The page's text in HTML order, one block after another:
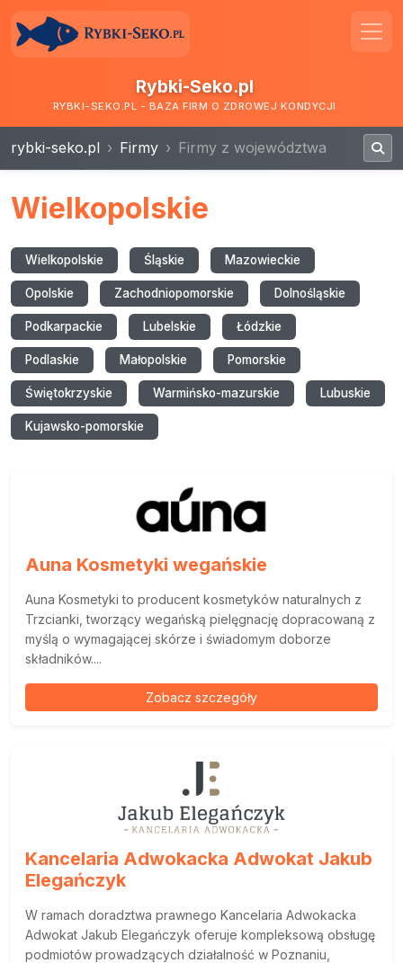
Rybki-Seko.pl
RYBKI-SEKO.PL - BAZA FIRM O ZDROWEJ KONDYCJI
rybki-seko.pl Firmy Firmy z województwa
Wielkopolskie
Wielkopolskie Śląskie Mazowieckie
Opolskie Zachodniopomorskie Dolnośląskie
Podkarpackie Lubelskie Łódzkie
Podlaskie Małopolskie Pomorskie
Świętokrzyskie Warmińsko-mazurskie Lubuskie
Kujawsko-pomorskie
Auna Kosmetyki wegańskie
Auna Kosmetyki to producent kosmetyków naturalnych z
Trzcianki, tworzący wegańską pielęgnację dopracowaną z
myślą o wymagającej skórze i świadomym doborze
składników....
Zobacz szczegóły
Kancelaria Adwokacka Adwokat Jakub
Elegańczyk
W ramach doradztwa prawnego Kancelaria Adwokacka
Adwokat Jakub Elegańczyk oferuje kompleksową obsługę
podmiotów prowadzących działalność w Poznaniu,